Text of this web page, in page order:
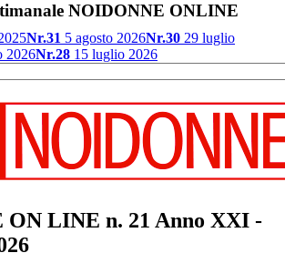
NOIDONNE ONLINE
Nr.31 5 agosto 2026Nr.30 29 luglio
2026Nr.28 15 luglio 2026
ON LINE n. 21 Anno XXI -